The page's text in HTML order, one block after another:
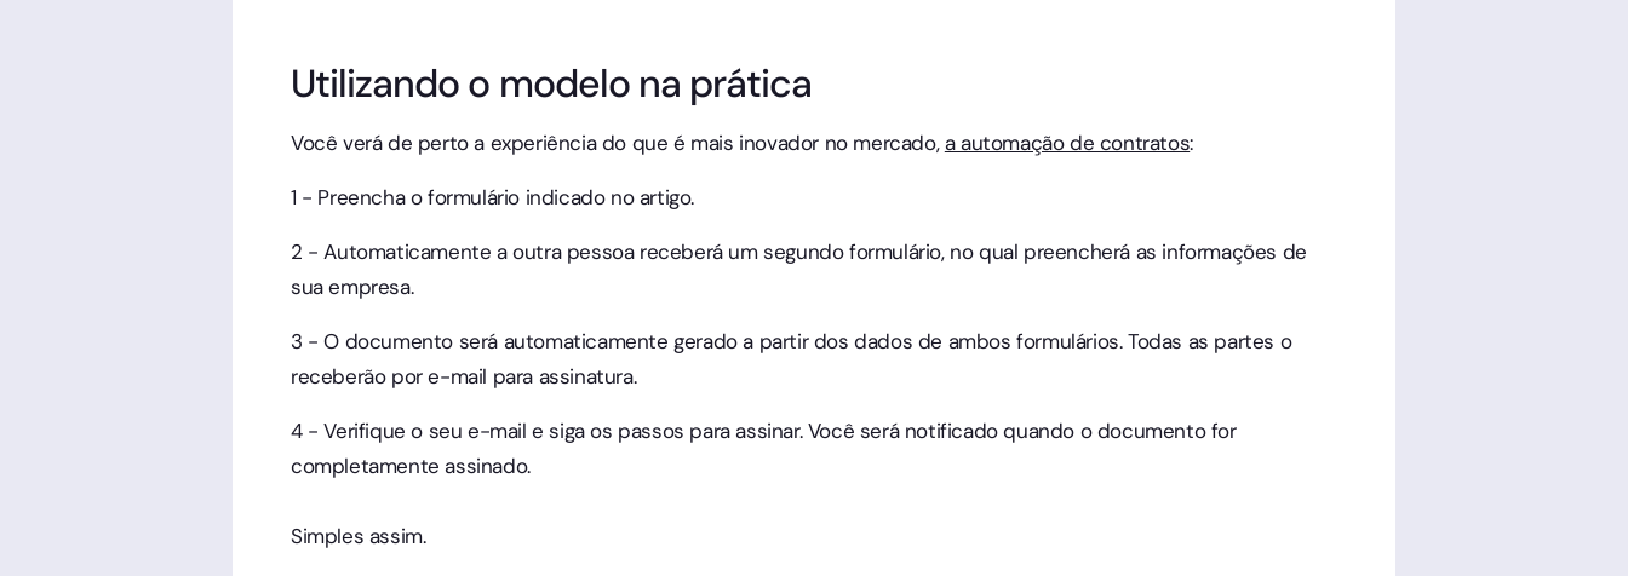
Utilizando o modelo na prática
Você verá de perto a experiência do que é mais inovador no mercado,a automação de contratos:
1 - Preencha o formulário indicado no artigo.
2 - Automaticamente a outra pessoa receberá um segundo formulário, no qual preencherá as informações de
sua empresa.
3 - O documento será automaticamente gerado a partir dos dados de ambos formulários. Todas as partes o
receberão por e-mail para assinatura.
4 - Verifique o seu e-mail e siga os passos para assinar. Você será notificado quando o documento for
completamente assinado.
Simples assim.